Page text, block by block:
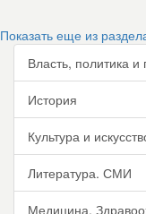
Показать еще из
Власть, политика и
История
Культура и
Литература. СМИ
Медицина.